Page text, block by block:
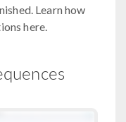
Learn how
here.